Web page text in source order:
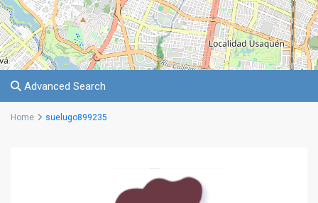
Advanced Search
Home suelugo899235